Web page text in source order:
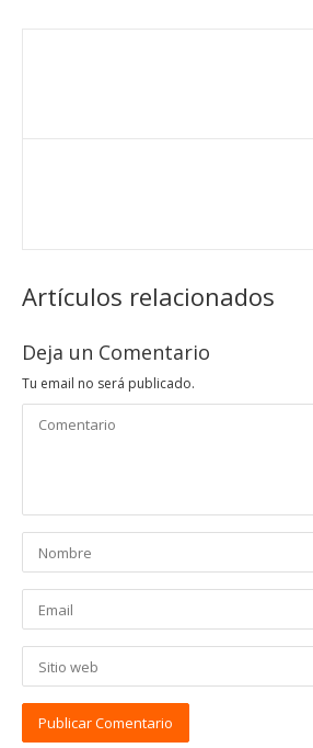
Artículos relacionados
Deja un Comentario
Tu email no será publicado.